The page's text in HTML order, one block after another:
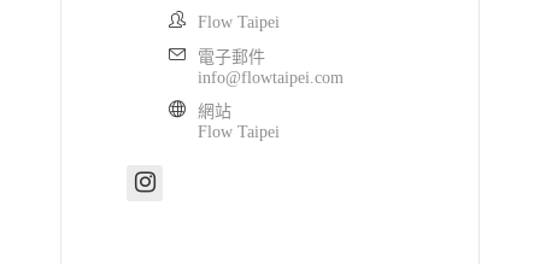
Flow Taipei
電子郵件
info@flowtaipei.com
網站
Flow Taipei